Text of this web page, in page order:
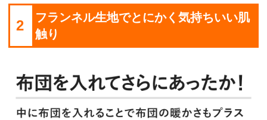
2
フランネル生地でとにかく気持ちいい肌
触り